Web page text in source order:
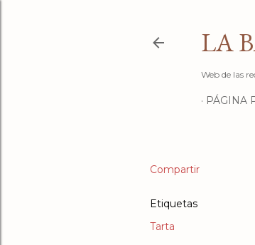
LA
Web de las
PÁGINA
Compartir
Etiquetas
Tarta